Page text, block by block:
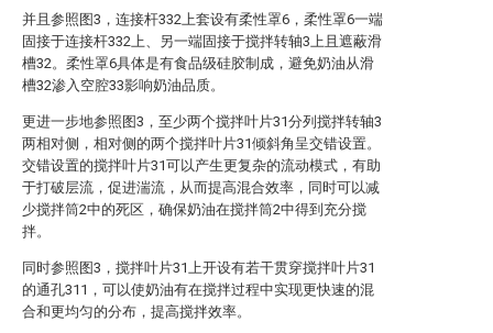
并且参照图3，连接杆332上套设有柔性罩6，柔性罩6一端
固接于连接杆332上、另一端固接于搅拌转轴3上且遮蔽滑
槽32。柔性罩6具体是有食品级硅胶制成，避免奶油从滑
槽32渗入空腔33影响奶油品质。
更进一步地参照图3，至少两个搅拌叶片31分列搅拌转轴3
两相对侧，相对侧的两个搅拌叶片31倾斜角呈交错设置。
交错设置的搅拌叶片31可以产生更复杂的流动模式，有助
于打破层流，促进湍流，从而提高混合效率，同时可以减
少搅拌筒2中的死区，确保奶油在搅拌筒2中得到充分搅
拌。
同时参照图3，搅拌叶片31上开设有若干贯穿搅拌叶片31
的通孔311，可以使奶油有在搅拌过程中实现更快速的混
合和更均匀的分布，提高搅拌效率。